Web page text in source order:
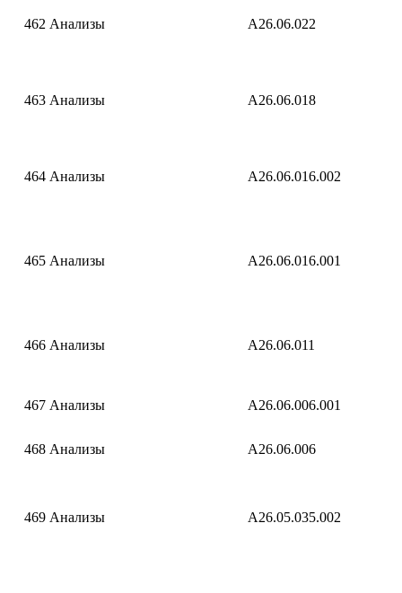
462 Анализы A26.06.022
463 Анализы A26.06.018
464 Анализы A26.06.016.002
465 Анализы A26.06.016.001
466 Анализы A26.06.011
467 Анализы A26.06.006.001
468 Анализы A26.06.006
469 Анализы A26.05.035.002